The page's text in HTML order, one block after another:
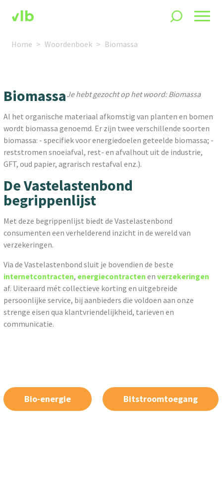
Home Woordenboek Biomassa
BiomassaJe hebt gezocht op het woord: Biomassa
Al het organische materiaal afkomstig van planten en bomen
wordt biomassa genoemd. Er zijn twee verschillende soorten
biomassa: - specifiek voor energiedoelen geteelde biomassa; -
reststromen snoeiafval, rest- en afvalhout uit de industrie,
GFT, oud papier, agrarisch restafval enz.).
De Vastelastenbond
begrippenlijst
Met deze begrippenlijst biedt de Vastelastenbond
consumenten een verhelderend inzicht in de wereld van
verzekeringen.
Via de Vastelastenbond sluit je bovendien de beste
internetcontracten, energiecontracten enverzekeringen
af. Uiteraard mét collectieve korting en uitgebreide
persoonlijke service, bij aanbieders die voldoen aan onze
strenge eisen qua klantvriendelijkheid, tarieven en
communicatie.
Bio-energie Bitstroomtoegang